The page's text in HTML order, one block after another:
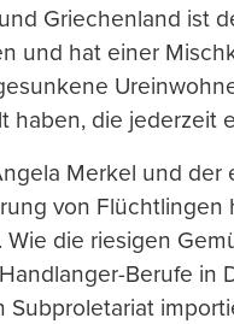
Griechenland ist
und hat einer
haben, die jederzeit
Merkel und
von
Wie die riesigen
Berufe in
Subproletariat